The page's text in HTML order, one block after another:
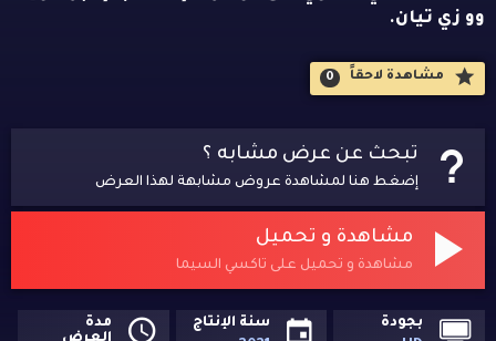
وو زي تيان.
مشاهدة لاحقاََ 0
تبحث عن عرض مشابه ؟
إضغط هنا لمشاهدة عروض مشابهة لهذا العرض
مشاهدة و تحميل
مشاهدة و تحميل على تاكسي السيما
بجودة
سنة الإنتاج
مدة